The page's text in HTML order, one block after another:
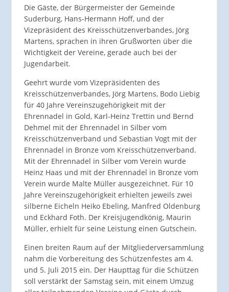
Die Gäste, der Bürgermeister der Gemeinde
Suderburg, Hans-Hermann Hoff, und der
Vizepräsident des Kreisschützenverbandes, Jörg
Martens, sprachen in ihren Grußworten über die
Wichtigkeit der Vereine, gerade auch bei der
Jugendarbeit.
Geehrt wurde vom Vizepräsidenten des
Kreisschützenverbandes, Jörg Martens, Bodo Liebig
für 40 Jahre Vereinszugehörigkeit mit der
Ehrennadel in Gold, Karl-Heinz Trettin und Bernd
Dehmel mit der Ehrennadel in Silber vom
Kreisschützenverband und Sebastian Vogt mit der
Ehrennadel in Bronze vom Kreisschützenverband.
Mit der Ehrennadel in Silber vom Verein wurde
Heinz Haas und mit der Ehrennadel in Bronze vom
Verein wurde Malte Müller ausgezeichnet. Für 10
Jahre Vereinszugehörigkeit erhielten jeweils zwei
silberne Eicheln Heiko Ebeling, Manfred Oldenburg
und Eckhard Foth. Der Kreisjugendkönig, Maurin
Müller, erhielt für seine Leistung einen Gutschein.
Einen breiten Raum auf der Mitgliederversammlung
nahm die Vorbereitung des Schützenfestes am 4.
und 5. Juli 2015 ein. Der Haupttag für die Schützen
soll verstärkt der Samstag sein, mit einem Umzug